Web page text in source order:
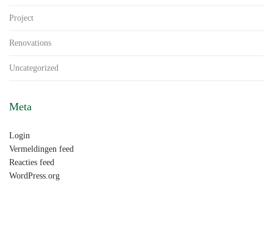
Project
Renovations
Uncategorized
Meta
Login
Vermeldingen feed
Reacties feed
WordPress.org